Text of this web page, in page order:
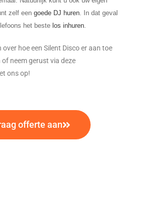
zelf eengoede DJ huren . In dat geval
het bestelos inhuren
hoe een Silent Disco er aan toe
of neem gerust via deze
ons op!
offerte aan